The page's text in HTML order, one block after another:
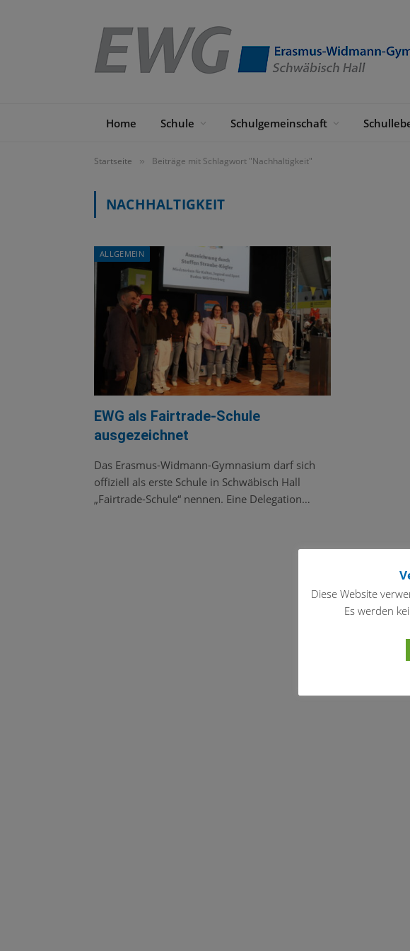
Home Schule Schulgemeinschaft
Startseite » Beiträge mit Schlagwort "Nachhaltigkeit"
NACHHALTIGKEIT
ALLGEMEIN
EWG als Fairtrade-Schule
ausgezeichnet
Das Erasmus-Widmann-Gymnasium darf sich
offiziell als erste Schule in Schwäbisch Hall
„Fairtrade-Schule“ nennen. Eine Delegation…
Diese Website
Es werden